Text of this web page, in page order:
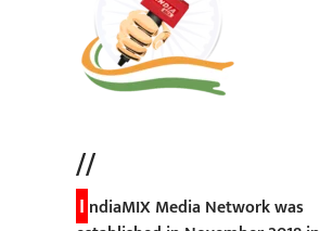
//
I ndiaMIX Media Network was